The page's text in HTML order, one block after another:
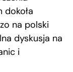
dokoła
na polski
dyskusja na
i